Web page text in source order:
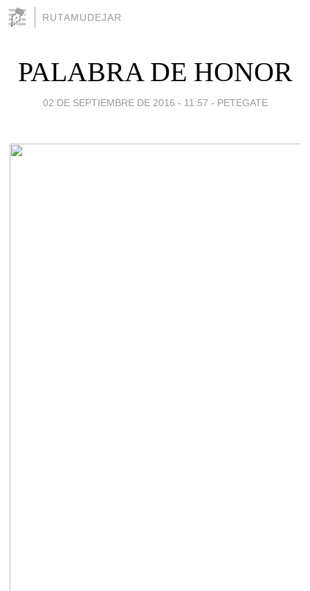
RUTAMUDEJAR
PALABRA DE HONOR
02 DE SEPTIEMBRE DE 2016 - 11:57 - PETEGATE